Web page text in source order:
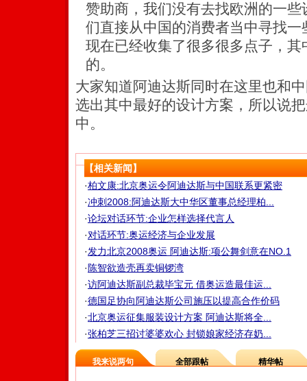
赞助商，我们没有去找欧洲的一
们直接从中国的消费者当中寻找
现在已经收集了很多很多点子，
的。
大家知道阿迪达斯同时在这里也和
选出其中最好的设计方案，所以说
中。
【相关新闻】
·柏文康:北京奥运令阿迪达斯与中国联系更紧密
·冲刺2008:阿迪达斯大中华区董事总经理柏...
·论坛对话环节:企业怎样选择代言人
·对话环节:奥运经济与企业发展
·发力北京2008奥运 阿迪达斯:项公舞剑意在NO.1
· 陈智欲造壳再卖铜锣湾
·访阿迪达斯副总裁毕宝元 借奥运造最佳运...
·德国足协向阿迪达斯公司施压以提高合作价码
·北京奥运征集服装设计方案 阿迪达斯将全...
·张柏芝三招讨婆婆欢心 封锁娘家经济存奶...
我来说两句 全部跟帖 精华帖